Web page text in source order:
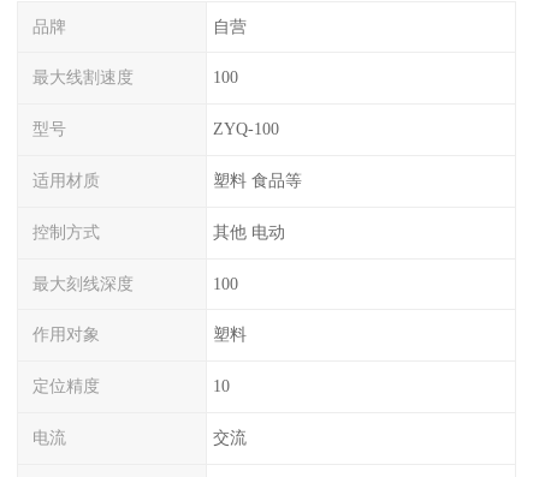
品牌 自营
最大线割速度 100
型号 ZYQ-100
适用材质 塑料 食品等
控制方式 其他 电动
最大刻线深度 100
作用对象 塑料
定位精度 10
电流 交流